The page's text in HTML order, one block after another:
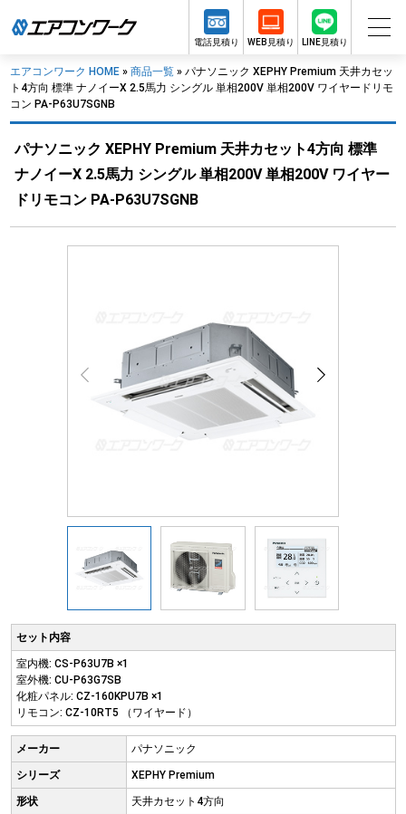
電話見積り WEB見積り LINE見積り
エアコンワーク HOME » 商品一覧 » パナソニック XEPHY Premium 天井カセッ
ト4方向 標準 ナノイーX 2.5馬力 シングル 単相200V 単相200V ワイヤードリモ
コン PA-P63U7SGNB
パナソニック XEPHY Premium 天井カセット4方向 標準
ナノイーX 2.5馬力 シングル 単相200V 単相200V ワイヤー
ドリモコン PA-P63U7SGNB
セット内容
室内機: CS-P63U7B ×1
室外機: CU-P63G7SB
化粧パネル: CZ-160KPU7B ×1
リモコン: CZ-10RT5 （ワイヤード）
メーカー パナソニック
シリーズ XEPHY Premium
形状 天井カセット4方向